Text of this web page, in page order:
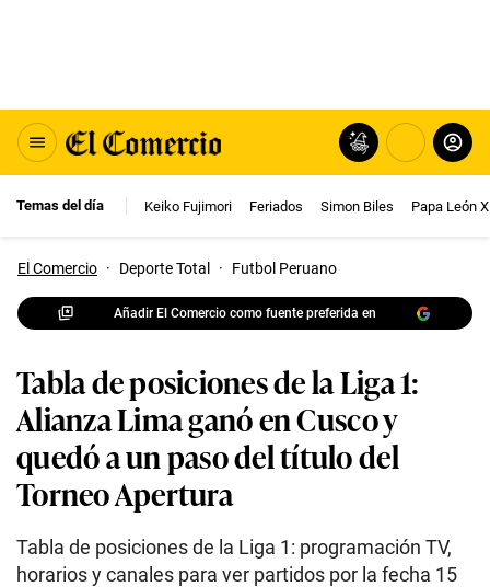
Temas del día Keiko Fujimori Feriados Simon Biles Papa León
El Comercio · Deporte Total · Futbol Peruano
Añadir El Comercio como fuente preferida en
Tabla de posiciones de la Liga 1:
Alianza Lima ganó en Cusco y
quedó a un paso del título del
Torneo Apertura
Tabla de posiciones de la Liga 1: programación TV,
horarios y canales para ver partidos por la fecha 15